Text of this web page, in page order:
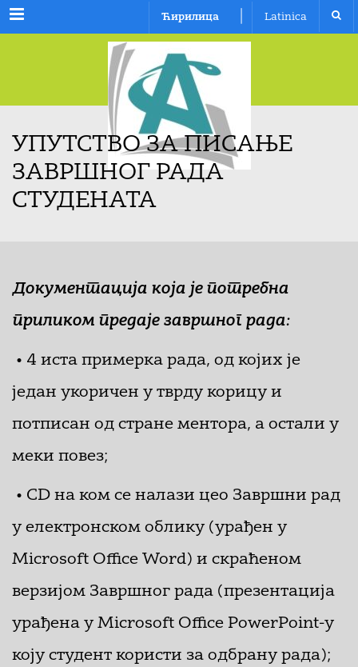
Menu Ћирилица Latinica
УПУТСТВО ЗА ПИСАЊЕ
ЗАВРШНОГ РАДА
СТУДЕНАТА
Документација која је потребна
приликом предаје завршног рада:
• 4 иста примерка рада, од којих је
један укоричен у тврду корицу и
потписан од стране ментора, а остали у
меки повез;
• CD на ком се налази цео Завршни рад
у електронском облику (урађен у
Microsoft Office Word) и скраћеном
верзијом Завршног рада (презентација
урађена у Microsoft Office PowerPoint-у
коју студент користи за одбрану рада);